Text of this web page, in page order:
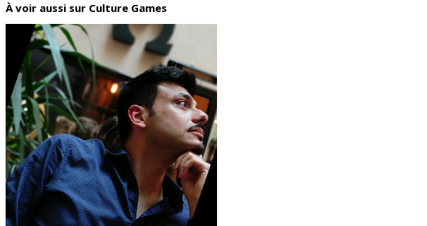
À voir aussi sur Culture Games